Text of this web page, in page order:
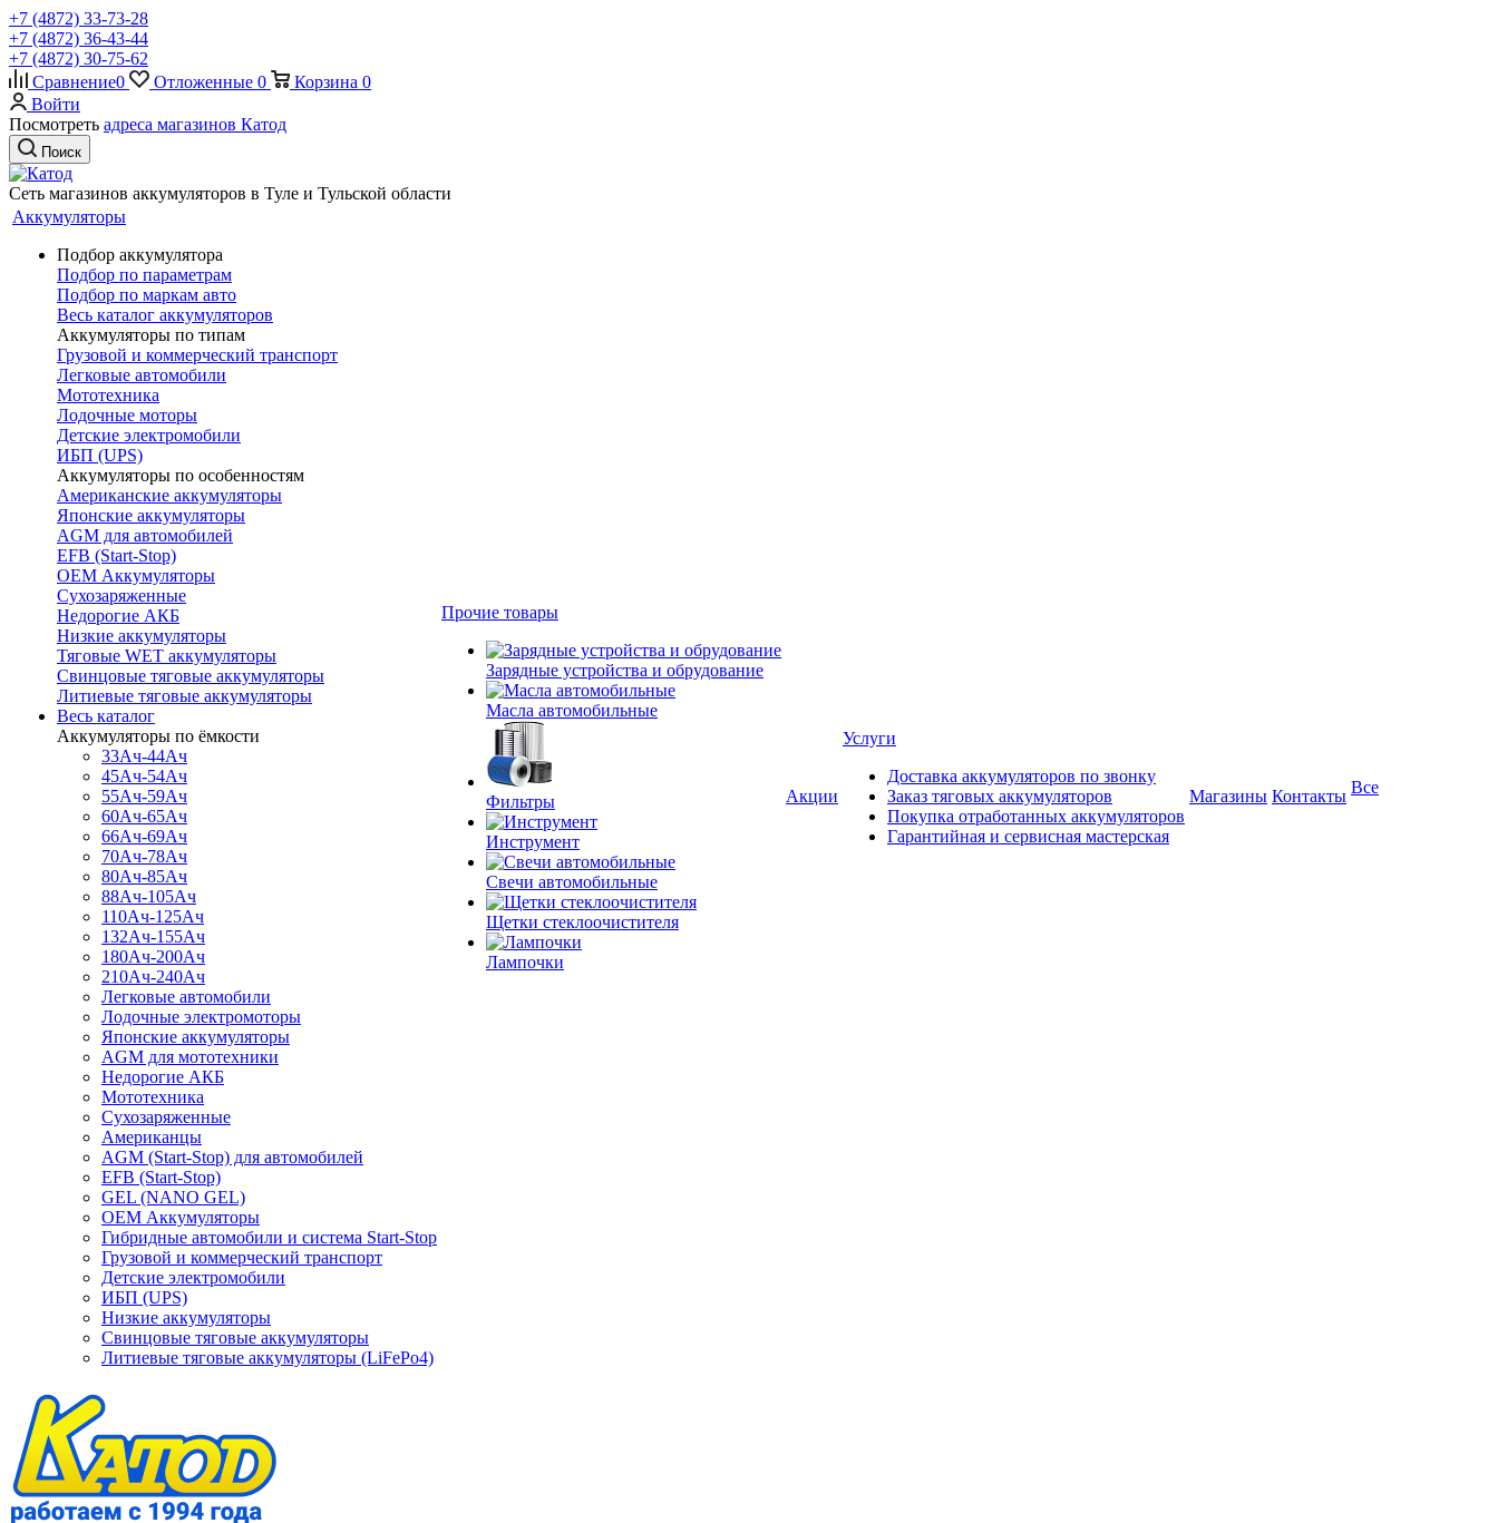
+7 (4872) 33-73-28
+7 (4872) 36-43-44
+7 (4872) 30-75-62
Сравнение0 Отложенные 0 Корзина 0
Войти
Посмотреть адреса магазинов Катод
Поиск
Сеть магазинов аккумуляторов в Туле и Тульской области
Аккумуляторы
Подбор аккумулятора
Подбор по параметрам
Подбор по маркам авто
Весь каталог аккумуляторов
Аккумуляторы по типам
Грузовой и коммерческий транспорт
Легковые автомобили
Мототехника
Лодочные моторы
Детские электромобили
ИБП (UPS)
Аккумуляторы по особенностям
Американские аккумуляторы
Японские аккумуляторы
AGM для автомобилей
EFB (Start-Stop)
OEM Аккумуляторы
Сухозаряженные
Недорогие АКБ
Низкие аккумуляторы
Тяговые WET аккумуляторы
Свинцовые тяговые аккумуляторы
Литиевые тяговые аккумуляторы
Весь каталог
Аккумуляторы по ёмкости
33Ач-44Ач
45Ач-54Ач
55Ач-59Ач
60Ач-65Ач
66Ач-69Ач
70Ач-78Ач
80Ач-85Ач
88Ач-105Ач
110Ач-125Ач
132Ач-155Ач
180Ач-200Ач
210Ач-240Ач
Легковые автомобили
Лодочные электромоторы
Японские аккумуляторы
AGM для мототехники
Недорогие АКБ
Мототехника
Сухозаряженные
Американцы
AGM (Start-Stop) для автомобилей
EFB (Start-Stop)
GEL (NANO GEL)
OEM Аккумуляторы
Гибридные автомобили и система Start-Stop
Грузовой и коммерческий транспорт
Детские электромобили
ИБП (UPS)
Низкие аккумуляторы
Свинцовые тяговые аккумуляторы
Литиевые тяговые аккумуляторы (LiFePo4)
Прочие товары
Зарядные устройства и обрудование
Масла автомобильные
Фильтры
Инструмент
Свечи автомобильные
Щетки стеклоочистителя
Лампочки
Акции
Услуги
Доставка аккумуляторов по звонку
Заказ тяговых аккумуляторов
Покупка отработанных аккумуляторов
Гарантийная и сервисная мастерская
Магазины Контакты Все